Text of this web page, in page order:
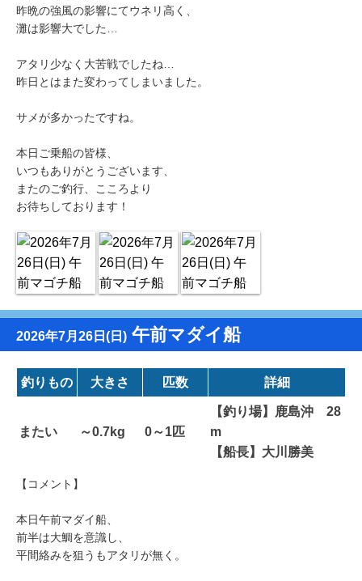
昨晩の強風の影響にてウネリ高く、
灘は影響大でした…
アタリ少なく大苦戦でしたね…
昨日とはまた変わってしまいました。
サメが多かったですね。
本日ご乗船の皆様、
いつもありがとうございます、
またのご釣行、こころより
お待ちしております！
2026年7月26日(日) 午前マダイ船
釣りもの 大きさ 匹数 詳細
またい ～0.7kg 0～1匹
【釣り場】鹿島沖 28
m
【船長】大川勝美
【コメント】
本日午前マダイ船、
前半は大鯛を意識し、
平間絡みを狙うもアタリが無く。